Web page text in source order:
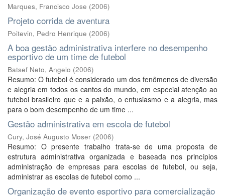
Marques, Francisco Jose (2006)
Projeto corrida de aventura
Poitevin, Pedro Henrique (2006)
A boa gestão administrativa interfere no desempenho
esportivo de um time de futebol
Batsef Neto, Angelo (2006)
Resumo: O futebol é considerado um dos fenômenos de diversão
e alegria em todos os cantos do mundo, em especial atenção ao
futebol brasileiro que e a paixão, o entusiasmo e a alegria, mas
para o bom desempenho de um time ...
Gestão administrativa em escola de futebol
Cury, José Augusto Moser (2006)
Resumo: O presente trabalho trata-se de uma proposta de
estrutura administrativa organizada e baseada nos princípios
administração de empresas para escolas de futebol, ou seja,
administrar as escolas de futebol como ...
Organização de evento esportivo para comercialização